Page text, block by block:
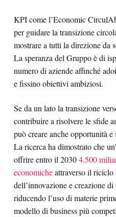
KPI come l’Economic
per guidare la transizione
mostrare a tutti la direzione da
La speranza del Gruppo è di
numero di aziende affinché
e fissino obiettivi ambiziosi.
Se da un lato la transizione
contribuire a risolvere le sfide
può creare anche opportunità
La ricerca ha dimostrato che
offrire entro il 20304.500
economicheattraverso il
dell’innovazione e creazione
riducendo l’uso di materie
modello di business più